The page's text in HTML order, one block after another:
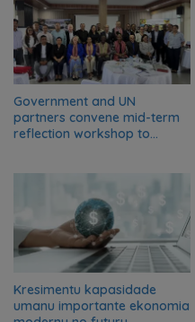
Government and UN
partners convene mid-term
reflection workshop to
Kresimentu kapasidade
umanu importante ekonomia